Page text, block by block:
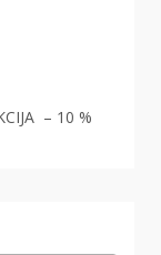
– 10 %